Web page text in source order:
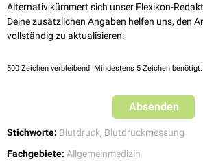
Alternativ kümmert sich unser Flexikon-
Deine zusätzlichen Angaben helfen uns, den
vollständig zu aktualisieren:
500 Zeichen verbleibend. Mindestens 5 Zeichen benötigt.
Absenden
Stichworte: Blutdruck, Blutdruckmessung
Fachgebiete: Allgemeinmedizin